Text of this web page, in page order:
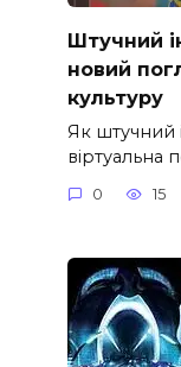
Штучний
новий
культуру
Як штучний
віртуальна
0 15